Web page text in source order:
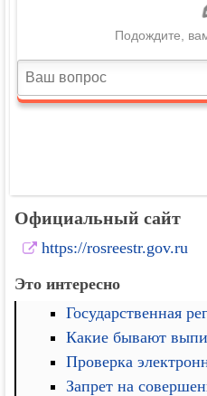
Официальный сайт
https://rosreestr.gov.ru
Это интересно
Государственная
Какие бывают
Проверка
Запрет на